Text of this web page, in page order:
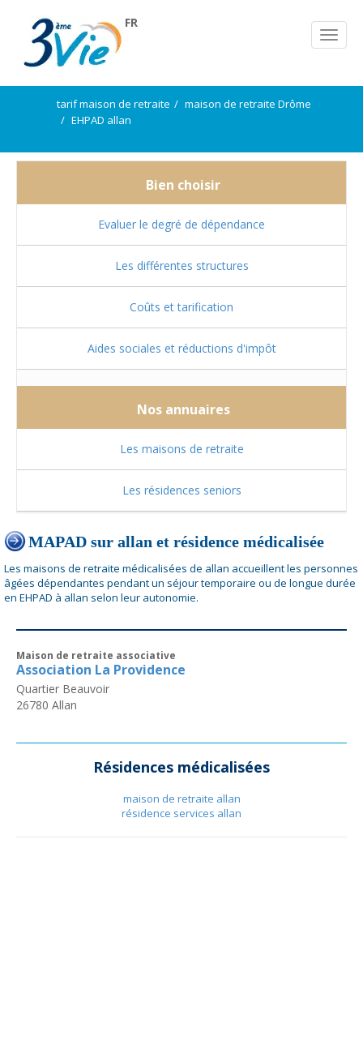
FR
tarif maison de retraite
maison de retraite Drôme
EHPAD allan
Bien choisir
Evaluer le degré de dépendance
Les différentes structures
Coûts et tarification
Aides sociales et réductions d'impôt
Nos annuaires
Les maisons de retraite
Les résidences seniors
MAPAD sur allan et résidence médicalisée
Les maisons de retraite médicalisées de allan accueillent les personnes
âgées dépendantes pendant un séjour temporaire ou de longue durée
en EHPAD à allan selon leur autonomie.
Maison de retraite associative
Association La Providence
Quartier Beauvoir
26780 Allan
Résidences médicalisées
maison de retraite allan
résidence services allan